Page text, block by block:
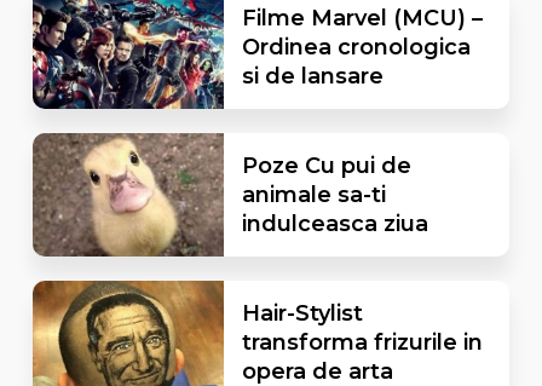
Filme Marvel (MCU) –
Ordinea cronologica
si de lansare
Poze Cu pui de
animale sa-ti
indulceasca ziua
Hair-Stylist
transforma frizurile in
opera de arta